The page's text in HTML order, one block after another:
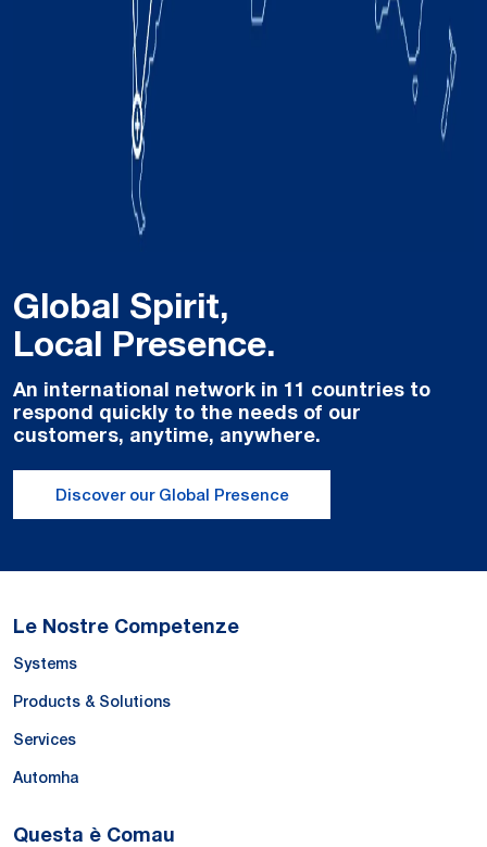
Global Spirit,
Local Presence.
An international network in 11 countries to
respond quickly to the needs of our
customers, anytime, anywhere.
Discover our Global Presence
Le Nostre Competenze
Systems
Products & Solutions
Services
Automha
Questa è Comau